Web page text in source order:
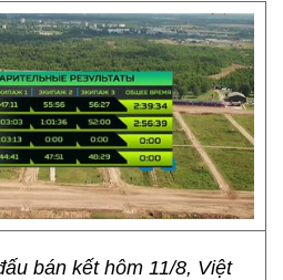
bán kết hôm 11/8, Việt